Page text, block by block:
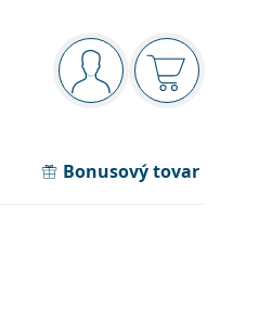
Navigačný panel
ste prihláseníNákupný
Bonusový tovar